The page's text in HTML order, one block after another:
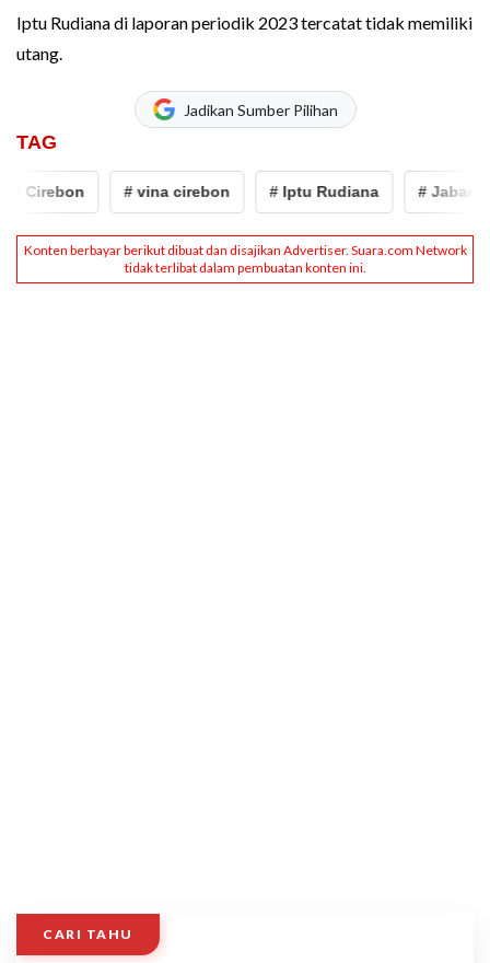
Iptu Rudiana di laporan periodik 2023 tercatat tidak memiliki
utang.
Jadikan Sumber Pilihan
TAG
Cirebon # vina cirebon # Iptu Rudiana # Jabar
CARI TAHU